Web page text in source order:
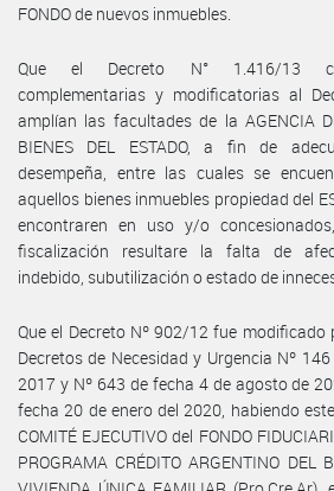
FONDO de nuevos inmuebles.
Que el Decreto N° 1.416/13
complementarias y modificatorias al
amplían las facultades de la AGENCIA
BIENES DEL ESTADO, a fin de
desempeña, entre las cuales se
aquellos bienes inmuebles propiedad del
encontraren en uso y/o
fiscalización resultare la falta de
indebido, subutilización o estado de
Que el Decreto Nº 902/12 fue modificado
Decretos de Necesidad y Urgencia Nº
2017 y Nº 643 de fecha 4 de agosto de
fecha 20 de enero del 2020, habiendo
COMITÉ EJECUTIVO del FONDO
PROGRAMA CRÉDITO ARGENTINO DEL